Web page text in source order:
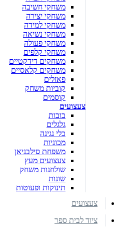
משחקי חשיבה
משחקי יצירה
משחקי למידה
משחקי נשיאה
משחקי פעולה
משחקי קלפים
משחקים דידקטיים
משחקים קלאסיים
פאזלים
קוביות משחק
קוסמים
צעצועים
בובות
גלגלים
כלי נגינה
מכוניות
משפחת סילבניאן
צעצועים מעץ
שולחנות משחק
שונות
תינוקות ופעוטות
צעצועים
ציוד לבית ספר